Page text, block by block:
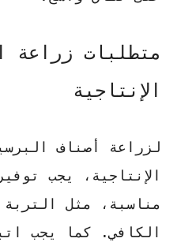
متطلبات زراعة
الإنتاجية
لزراعة أصناف
الإنتاجية، يجب
مناسبة، مثل
الكافي. كما يجب